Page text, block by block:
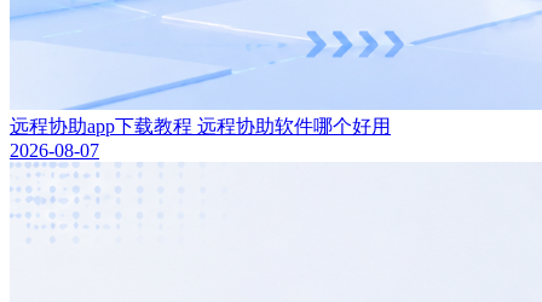
远程协助app下载教程 远程协助软件哪个好用
2026-08-07